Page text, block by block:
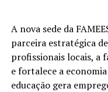
A nova sede da
parceira estratégica
profissionais locais, a
e fortalece a
educação gera